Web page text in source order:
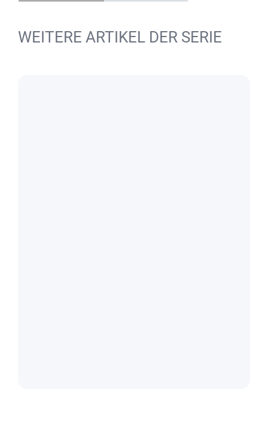
WEITERE ARTIKEL DER SERIE